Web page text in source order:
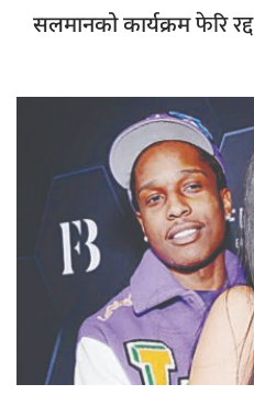
सलमानको कार्यक्रमफेरि रद्द